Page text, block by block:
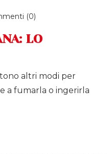
(0)
LO
altri modi per
a fumarla o ingerirla